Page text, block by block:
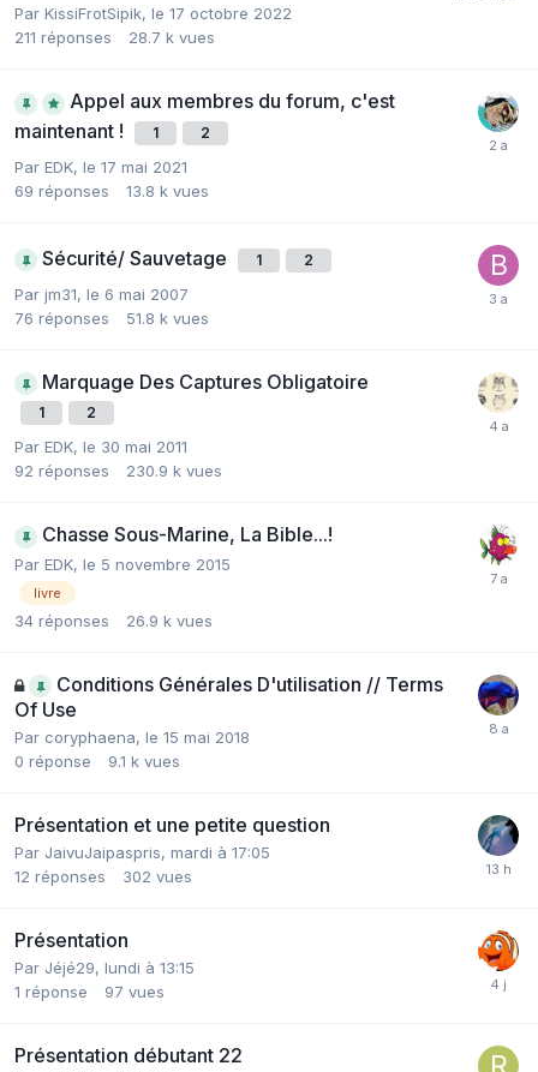
Par KissiFrotSipik, le 17 octobre 2022
211 réponses 28.7 k vues
Appel aux membres du forum, c'est
maintenant !
1 2
Par EDK, le 17 mai 2021
69 réponses 13.8 k vues
Sécurité/ Sauvetage 1 2
Par jm31, le 6 mai 2007
76 réponses 51.8 k vues
Marquage Des Captures Obligatoire
1 2
Par EDK, le 30 mai 2011
92 réponses 230.9 k vues
Chasse Sous-Marine, La Bible...!
Par EDK, le 5 novembre 2015
livre
34 réponses 26.9 k vues
Conditions Générales D'utilisation // Terms
Of Use
Par coryphaena, le 15 mai 2018
0 réponse 9.1 k vues
Présentation et une petite question
Par JaivuJaipaspris, mardi à 17:05
12 réponses 302 vues
Présentation
Par Jéjé29, lundi à 13:15
1 réponse 97 vues
Présentation débutant 22